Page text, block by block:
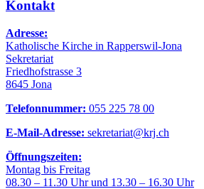
Kontakt
Adresse:
Katholische Kirche in Rapperswil-Jona
Sekretariat
Friedhofstrasse 3
8645 Jona
Telefonnummer: 055 225 78 00
E-Mail-Adresse: sekretariat@krj.ch
Öffnungszeiten:
Montag bis Freitag
08.30 – 11.30 Uhr und 13.30 – 16.30 Uhr